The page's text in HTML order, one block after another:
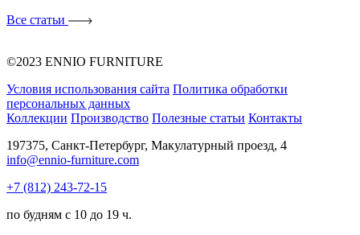
Все статьи
©2023 ENNIO FURNITURE
Условия использования сайта Политика обработки
персональных данных
Коллекции Производство Полезные статьи Контакты
197375, Санкт-Петербург, Макулатурный проезд, 4
info@ennio-furniture.com
+7 (812) 243-72-15
по будням с 10 до 19 ч.